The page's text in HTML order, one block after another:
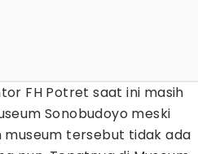
FH Potret saat ini masih
Sonobudoyo meski
tersebut tidak ada